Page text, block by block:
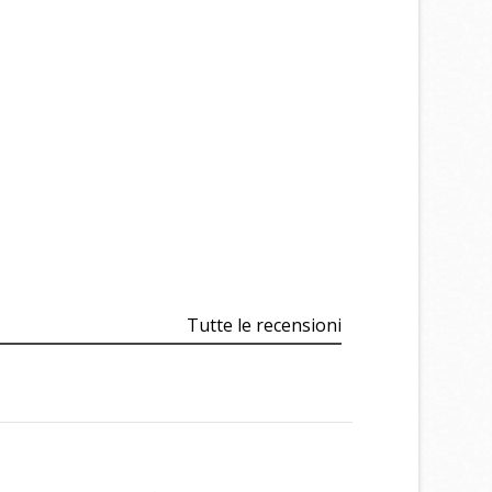
Tutte le recensioni